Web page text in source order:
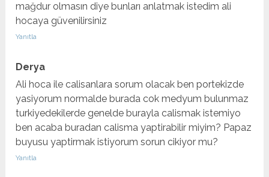
mağdur olmasın diye bunları anlatmak istedim ali
hocaya güvenilirsiniz
Yanıtla
Derya
Ali hoca ile calisanlara sorum olacak ben portekizde
yasiyorum normalde burada cok medyum bulunmaz
turkiyedekilerde genelde burayla calismak istemiyo
ben acaba buradan calisma yaptirabilir miyim? Papaz
buyusu yaptirmak istiyorum sorun cikiyor mu?
Yanıtla